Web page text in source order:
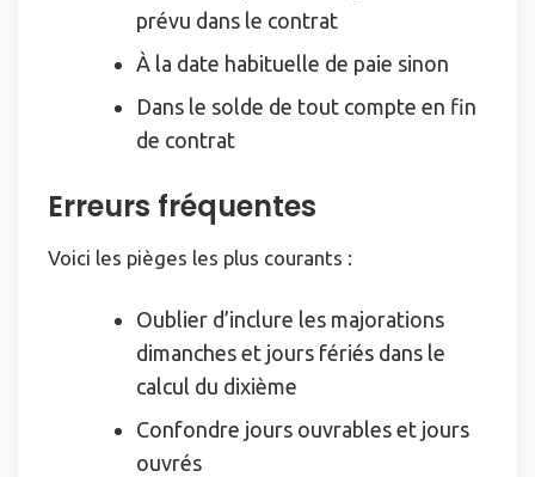
prévu dans le contrat
À la date habituelle de paie sinon
Dans le solde de tout compte en fin
de contrat
Erreurs fréquentes
Voici les pièges les plus courants :
Oublier d’inclure les majorations
dimanches et jours fériés dans le
calcul du dixième
Confondre jours ouvrables et jours
ouvrés